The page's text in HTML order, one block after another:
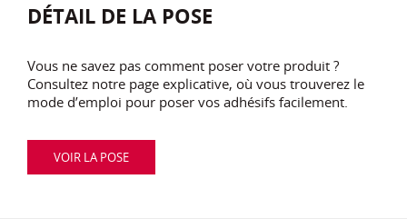
DÉTAIL DE LA POSE
Vous ne savez pas comment poser votre produit ?
Consultez notre page explicative, où vous trouverez le
mode d’emploi pour poser vos adhésifs facilement.
VOIR LA POSE